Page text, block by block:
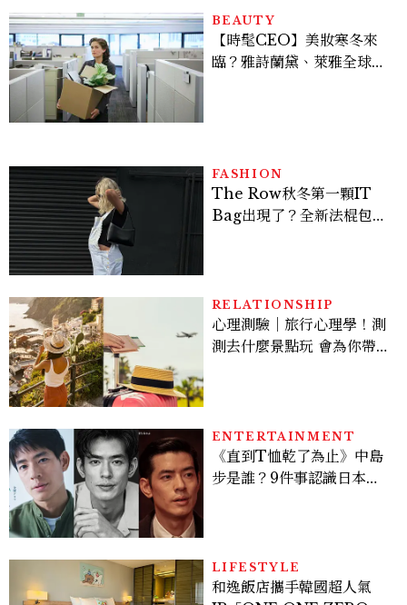
BEAUTY
【時髦CEO】美妝寒冬來
臨？雅詩蘭黛、萊雅全球裁
FASHION
The Row秋冬第一顆IT
Bag出現了？全新法棍包
RELATIONSHIP
心理測驗｜旅行心理學！測
測去什麼景點玩 會為你帶來
ENTERTAINMENT
《直到T恤乾了為止》中島
步是誰？9件事認識日本
LIFESTYLE
和逸飯店攜手韓國超人氣